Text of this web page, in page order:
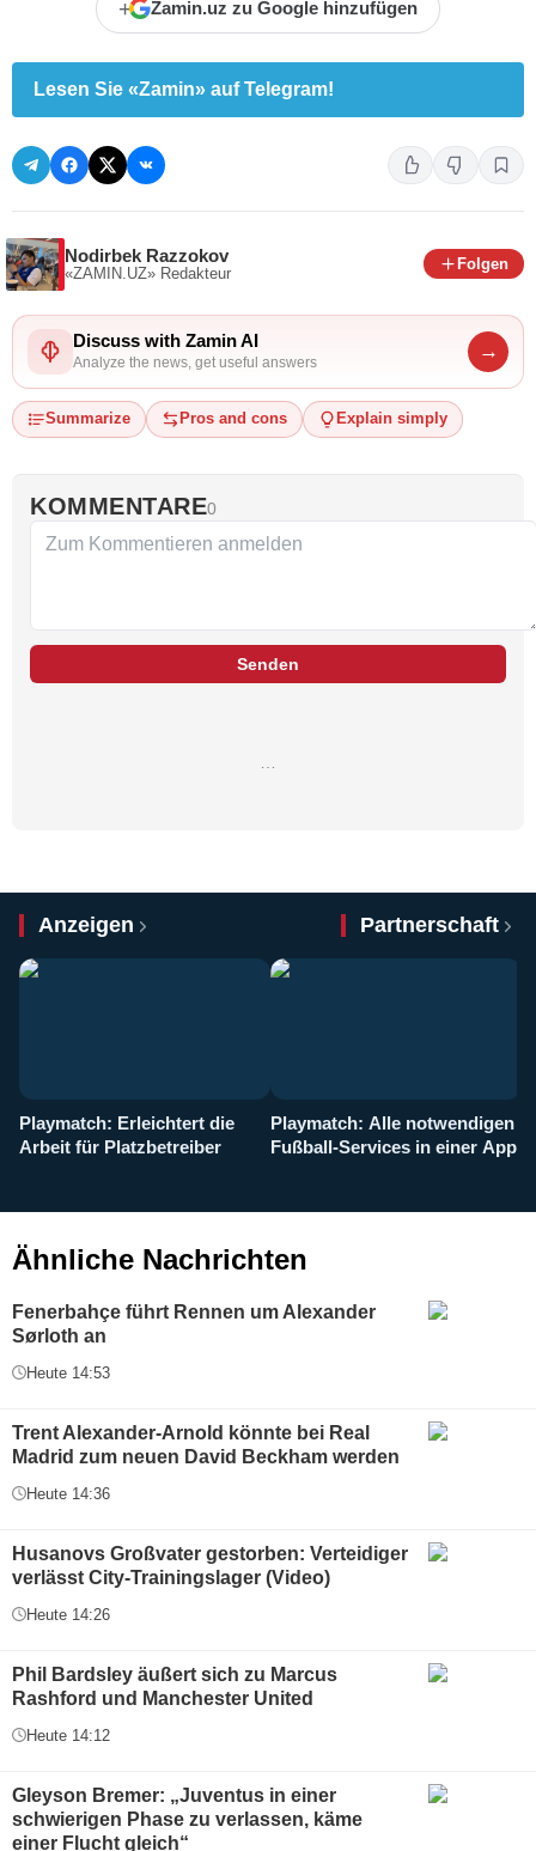
+ Zamin.uz zu Google hinzufügen
Lesen Sie «Zamin» auf Telegram!
Nodirbek Razzokov
«ZAMIN.UZ» Redakteur
Folgen
Discuss with Zamin AI
Analyze the news, get useful answers
→
Summarize Pros and cons Explain simply
KOMMENTARE0
Senden
Anzeigen Partnerschaft
Playmatch: Erleichtert die
Arbeit für Platzbetreiber
Playmatch: Alle notwendigen
Fußball-Services in einer App
Ähnliche Nachrichten
Fenerbahçe führt Rennen um Alexander
Sørloth an
Heute 14:53
Trent Alexander-Arnold könnte bei Real
Madrid zum neuen David Beckham werden
Heute 14:36
Husanovs Großvater gestorben: Verteidiger
verlässt City-Trainingslager (Video)
Heute 14:26
Phil Bardsley äußert sich zu Marcus
Rashford und Manchester United
Heute 14:12
Gleyson Bremer: „Juventus in einer
schwierigen Phase zu verlassen, käme
einer Flucht gleich“